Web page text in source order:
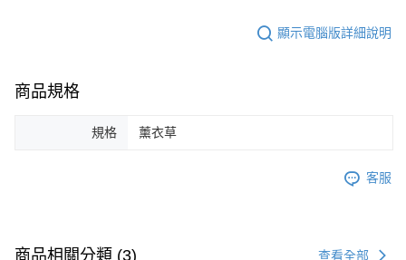
顯示電腦版詳細說明
商品規格
規格 薰衣草
客服
商品相關分類 (3) 查看全部